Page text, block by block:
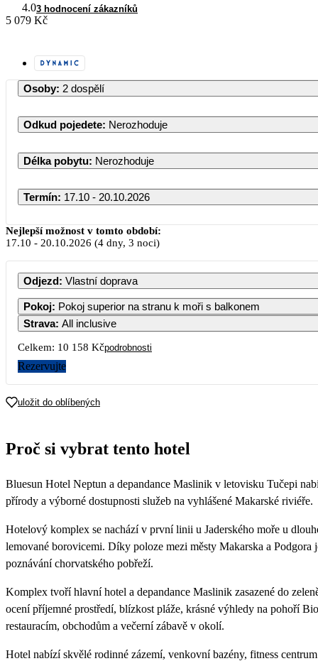
4.03 hodnocení zákazníků
5 079 Kč
Osoby: 2 dospělí
Odkud pojedete: Nerozhoduje
Délka pobytu: Nerozhoduje
Termín: 17.10 - 20.10.2026
Říjen 2026
PO ÚT ST ČT PÁ SO
1
8 419
2 3
5
6 229
6 7 8 9 10
6 229 6 229 6 229 5 749 5 279 5
26 27
Nejlepší možnost v tomto období:
17.10 - 20.10.2026 (4 dny, 3 noci)
Odjezd: Vlastní doprava
Pokoj:
Pokoj superior na stranu k moři s balkonem
Strava: All inclusive
Celkem: 10 158 Kčpodrobnosti
Rezervujte
uložit do oblíbených
Proč si vybrat tento hotel
Bluesun Hotel Neptun a depandance Maslinik v letovisku Tučepi
přírody a výborné dostupnosti služeb na vyhlášené Makarské riviéře.
Hotelový komplex se nachází v první linii u Jaderského moře u
lemované borovicemi. Díky poloze mezi městy Makarska a Podgora
poznávání chorvatského pobřeží.
Komplex tvoří hlavní hotel a depandance Maslinik zasazené do
ocení příjemné prostředí, blízkost pláže, krásné výhledy na pohoří
restauracím, obchodům a večerní zábavě v okolí.
Hotel nabízí skvělé rodinné zázemí, venkovní bazény, fitness